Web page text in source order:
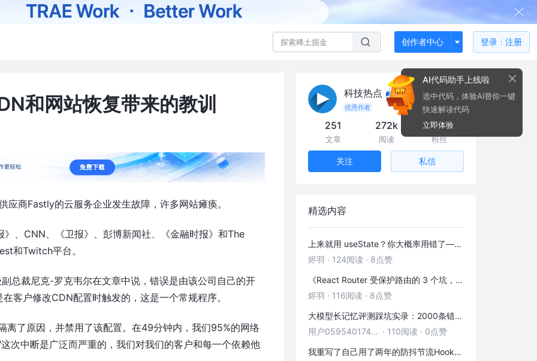
创作者中心 登录 注册
和网站恢复带来的教训
商Fastly的云服务企业发生故障，许多网站瘫痪。
、CNN、《卫报》、彭博新闻社、《金融时报》和The
和Twitch平台。
总裁尼克-罗克韦尔在文章中说，错误是由该公司自己的开
客户修改CDN配置时触发的，这是一个常规程序。
离了原因，并禁用了该配置。在49分钟内，我们95%的网络
次中断是广泛而严重的，我们对我们的客户和每一个依赖他
科技热点
优秀作者
251
文章
272k
阅读
13
粉丝
关注 私信
精选内容
上来就用 useState？你大概率用错了——useRef 的三种正确打开方式
烬羽 · 124阅读 · 8点赞
《React Router 受保护路由的 3 个坑，第 2 个 90% 的人都踩过》
烬羽 · 116阅读 · 8点赞
大模型长记忆评测踩坑实录：2000条错位记忆，让我排查了整整3小时
用户05954017446 · 110阅读 · 0点赞
我重写了自己用了两年的防抖节流Hook——发现里面藏着3个隐藏bug
AI代码助手上线啦
选中代码，体验AI替你一键
快速解读代码
立即体验